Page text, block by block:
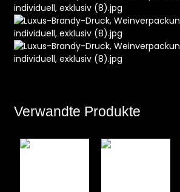
Verwandte Produkte